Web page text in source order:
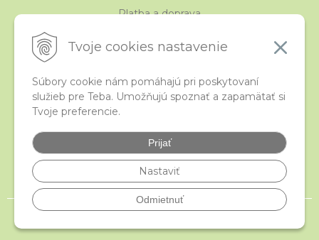
Tvoje cookies nastavenie
Súbory cookie nám pomáhajú pri poskytovaní
služieb pre Teba. Umožňujú spoznať a zapamätať si
Tvoje preferencie.
Prijať
Nastaviť
Odmietnuť
Platba a doprava
Obchodné podmienky
iStraka
Veľkoobchod
Najčastejšie otázky
Certifikáty
© 2026 istraka.sk - najligotavejšie korálky a polodrahokamy široko ďaleko •